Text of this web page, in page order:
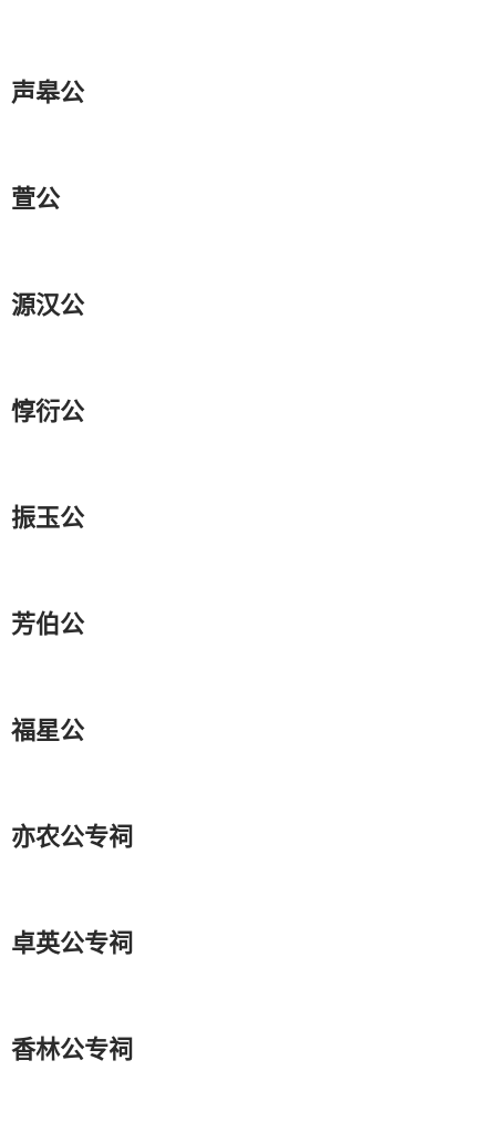
声皋公
萱公
源汉公
惇衍公
振玉公
芳伯公
福星公
亦农公专祠
卓英公专祠
香林公专祠